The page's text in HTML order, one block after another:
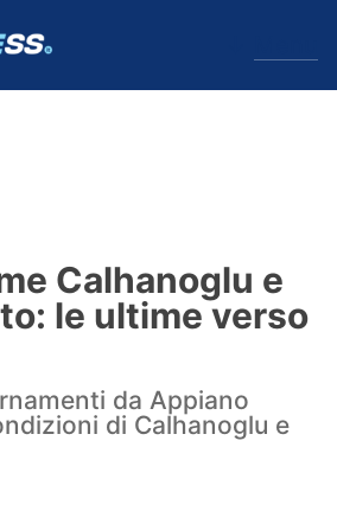
Calhanoglu e
le ultime verso
da Appiano
di Calhanoglu e